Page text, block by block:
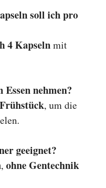
soll ich pro
4 Kapselnmit
nehmen?
, um die
geeignet?
, ohne Gentechnik